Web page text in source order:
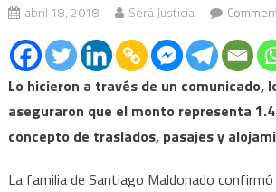
abril 18, 2018 Será Justicia
Lo hicieron a través de un comunicado,
aseguraron que el monto representa
concepto de traslados, pasajes y
La familia de Santiago Maldonado